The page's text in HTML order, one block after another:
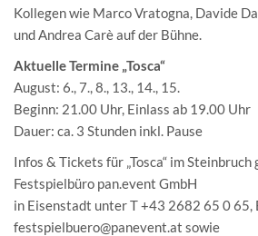
Kollegen wie Marco Vratogna, Davide
und Andrea Carè auf der Bühne.
Aktuelle Termine „Tosca“
August: 6., 7., 8., 13., 14., 15.
Beginn: 21.00 Uhr, Einlass ab 19.00 Uhr
Dauer: ca. 3 Stunden inkl. Pause
Infos & Tickets für „Tosca“ im Steinbruch
Festspielbüro pan.event GmbH
in Eisenstadt unter T +43 2682 65 0 65,
festspielbuero@panevent.at sowie